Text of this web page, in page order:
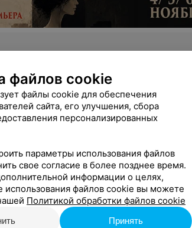
10:00
10:00
файлов cookie
файлы cookie для обеспечения
сайта, его улучшения, сбора
персонализированных
параметры использования файлов
свое согласие в более позднее время.
информации о целях,
использования файлов cookie вы можете
Политикой обработки файлов cookie
Принять